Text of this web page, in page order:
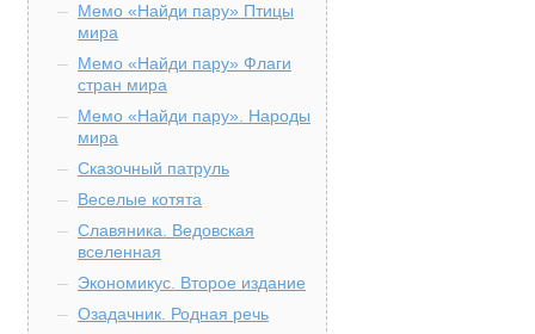
Мемо «Найди пару» Птицы
мира
Мемо «Найди пару» Флаги
стран мира
Мемо «Найди пару». Народы
мира
Сказочный патруль
Веселые котята
Славяника. Ведовская
вселенная
Экономикус. Второе издание
Озадачник. Родная речь